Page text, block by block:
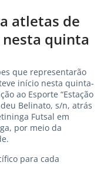
atletas de
quinta
que representarão
início nesta quinta-
ao Esporte “Estação
Belinato, s/n, atrás
Futsal em
por meio da
para cada